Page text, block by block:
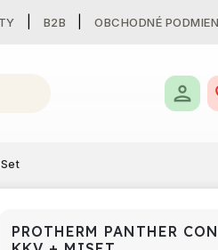
B2B OBCHODNÉ
PROTHERM PANTHER